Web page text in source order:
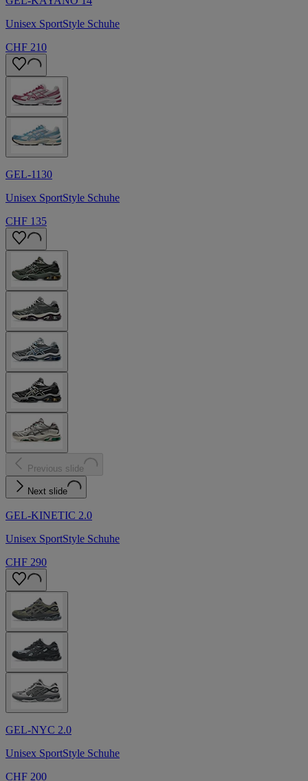
Unisex SportStyle Schuhe
CHF 210
GEL-1130
Unisex SportStyle Schuhe
CHF 135
Previous slide
Next slide
GEL-KINETIC 2.0
Unisex SportStyle Schuhe
CHF 290
GEL-NYC 2.0
Unisex SportStyle Schuhe
CHF 200